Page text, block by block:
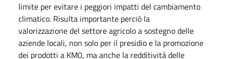
limite per evitare i peggiori impatti del cambiamento
climatico. Risulta importante perciò la
valorizzazione del settore agricolo a sostegno delle
aziende locali, non solo per il presidio e la promozione
dei prodotti a KM0, ma anche la redditività delle